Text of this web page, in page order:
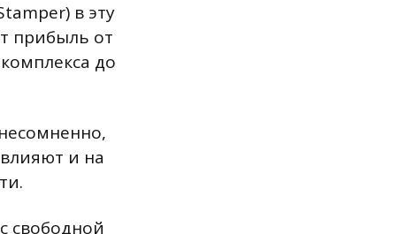
в эту
прибыль от
до
и на
свободной